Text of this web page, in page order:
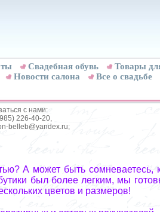
Свадебная обувь Товары
Новости салона Все о свадьбе
с нами:
226-40-20,
belleb@yandex.ru;
А может быть сомневаетесь,
был более легким, мы
цветов и размеров!